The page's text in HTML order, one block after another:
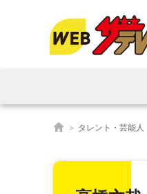
タレント・芸能人